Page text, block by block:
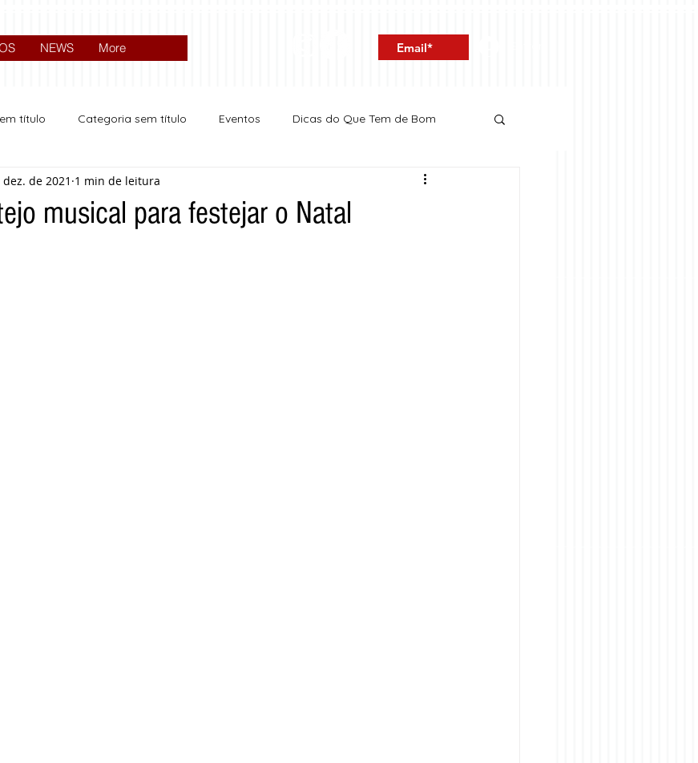
NEWS More
título Categoria sem título Eventos Dicas do Que Tem de Bom
2024 Política
musical para festejar o Natal
de 2021 1 min de leitura